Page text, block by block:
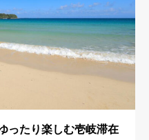
ったり楽しむ壱岐滞在